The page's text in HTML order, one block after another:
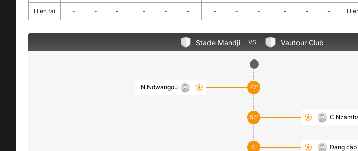
Hiện tại - - - - - - - - - - - -
Stade Mandji VS Vautour Club
N.Ndwangou 77’
55’
4’ Đang cập